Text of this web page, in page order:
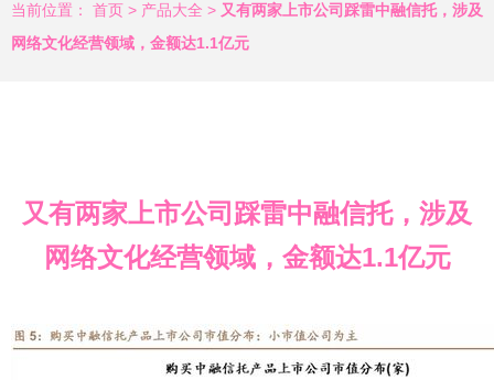
当前位置： 首页 > 产品大全 > 又有两家上市公司踩雷中融信托，涉及
网络文化经营领域，金额达1.1亿元
又有两家上市公司踩雷中融信托，涉及
网络文化经营领域，金额达1.1亿元